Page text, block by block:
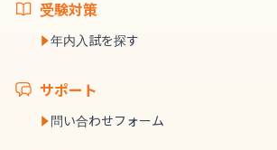
受験対策
年内入試を探す
サポート
問い合わせフォーム